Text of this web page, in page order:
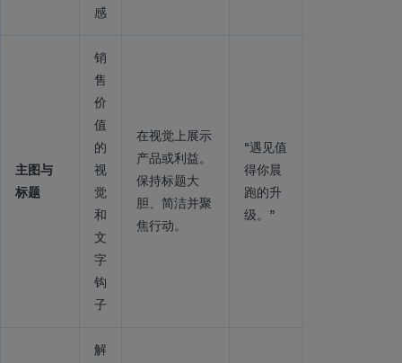
感
主图与
标题
销
售
价
值
的
视
觉
和
文
字
钩
子
在视觉上展示
产品或利益。
保持标题大
胆、简洁并聚
焦行动。
“遇见值
得你晨
跑的升
级。”
解